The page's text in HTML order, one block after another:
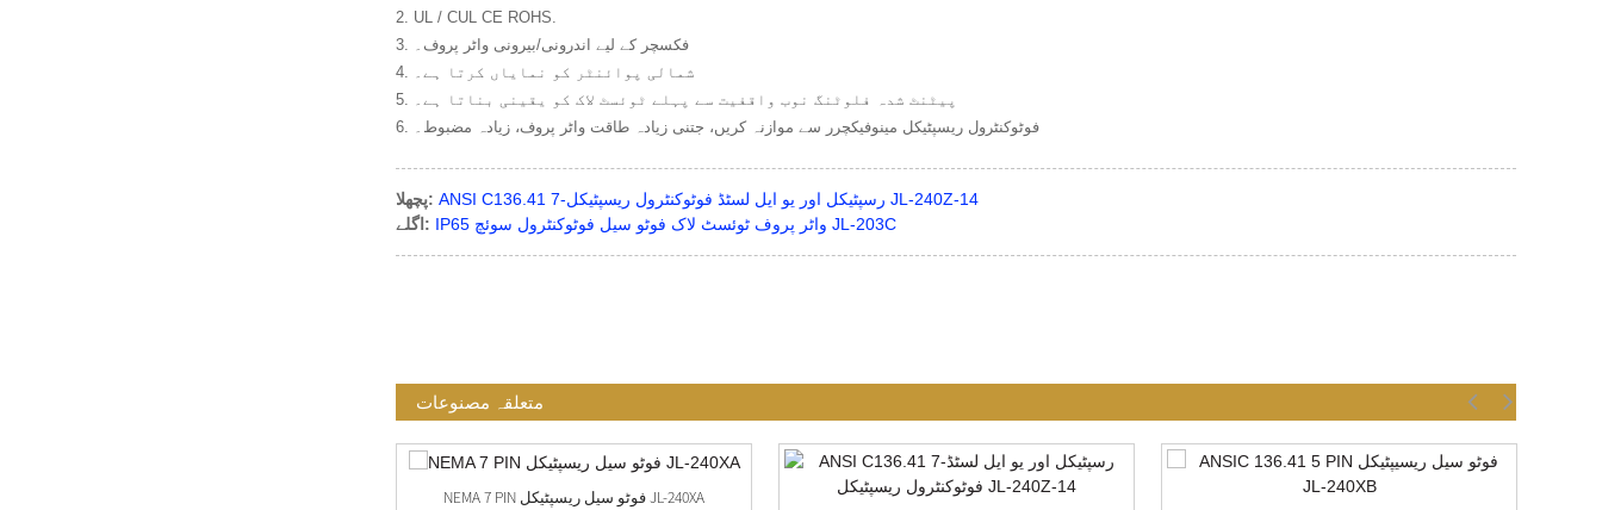
2. UL / CUL CE ROHS.
3. فکسچر کے لیے اندرونی/بیرونی واٹر پروف۔
4. شمالی پوائنٹر کو نمایاں کرتا ہے۔
5. پیٹنٹ شدہ فلوٹنگ نوب واقفیت سے پہلے ٹوئسٹ لاک کو یقینی بناتا ہے۔
6. فوٹوکنٹرول ریسپٹیکل مینوفیکچرر سے موازنہ کریں، جتنی زیادہ طاقت واٹر پروف، زیادہ مضبوط۔
پچھلا:
ANSI C136.41 7-رسپٹیکل اور یو ایل لسٹڈ فوٹوکنٹرول ریسپٹیکل JL-240Z-14
اگلے:
IP65 واٹر پروف ٹوئسٹ لاک فوٹو سیل فوٹوکنٹرول سوئچ JL-203C
متعلقہ مصنوعات
NEMA 7 PIN فوٹو سیل ریسپٹیکل JL-240XA